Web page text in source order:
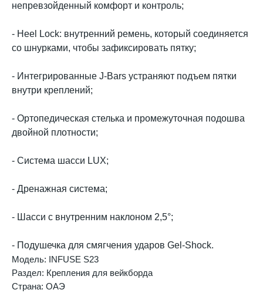
непревзойденный комфорт и контроль;
- Heel Lock: внутренний ремень, который соединяется
со шнурками, чтобы зафиксировать пятку;
- Интегрированные J-Bars устраняют подъем пятки
внутри креплений;
- Ортопедическая стелька и промежуточная подошва
двойной плотности;
- Система шасси LUX;
- Дренажная система;
- Шасси с внутренним наклоном 2,5°;
- Подушечка для смягчения ударов Gel-Shock.
Модель: INFUSE S23
Раздел: Крепления для вейкборда
Страна: ОАЭ